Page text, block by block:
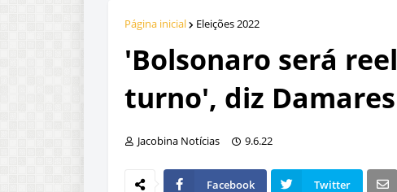
Página inicial Eleições 2022
'Bolsonaro será
turno', diz
Jacobina Notícias 9.6.22
Facebook Twitter